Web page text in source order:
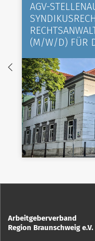
AGV-
(M/W/D) FÜR
Arbeitgeberverband
Region Braunschweig e.V.